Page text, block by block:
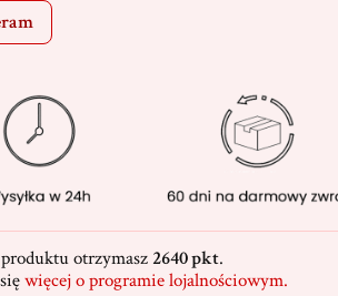
otrzymasz 2640 pkt.
więcej o programie lojalnościowym.